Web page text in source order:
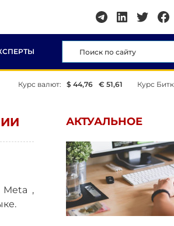
Курс валют: $ 44,76 € 51,61 Курс
Meta ,
АКТУАЛЬНОЕ